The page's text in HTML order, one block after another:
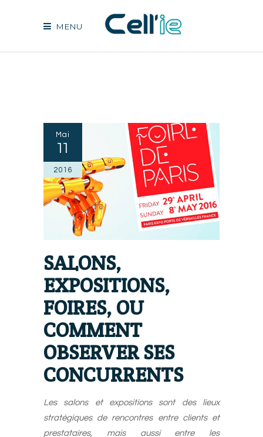
MENU
Mai
11
2016
SALONS,
EXPOSITIONS,
FOIRES, OU
COMMENT
OBSERVER SES
CONCURRENTS
Les salons et expositions sont des lieux
stratégiques de rencontres entre clients et
prestataires, mais aussi entre les